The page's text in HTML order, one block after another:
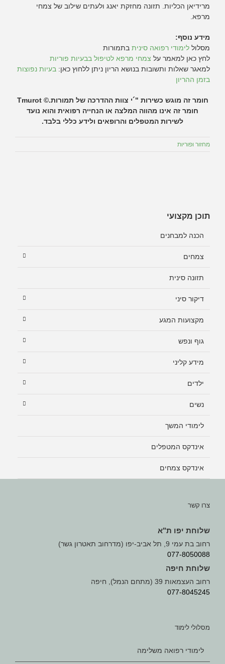
מרידיאן הכליות. תזונה מחזקת יאנג ולעתים שילוב של צמחי
מרפא.
מידע נוסף:
מסלול לימודי רפואה סינית בתמורות
לחץ כאן למאמר על צמחי מרפא לטיפול בבעיות פוריות
למאגר שאלות ותשובות בנושא הריון ניתן ללחוץ כאן: בעיות נפוצות
בזמן ההריון
חומר זה מוגש כשירות "´י צוות ההדרכה של תמורות.© Tmurot
חומר זה אינו מהווה המלצה או הנחייה רפואית והוא נועד
לשירות המטפלים והרופאים ולידע כללי בלבד.
מחזור ופוריות
תוכן מקצועי
הכנה למבחנים
צמחים
תזונה סינית
דיקור סיני
מקצועות המגע
גוף ונפש
מידע קליני
ילדים
נשים
לימודי המשך
אינדקס המטפלים
אינדקס צמחים
צרו קשר
שלוחת יפו ת"א
רחוב בת עמי 9, תל אביב-יפו (מדרחוב תאטרון גשר)
077-8050088
שלוחת חיפה
רחוב העצמאות 39 (מתחם הנמל), חיפה
077-8045245
מסלולי לימוד
לימודי רפואה משלימה